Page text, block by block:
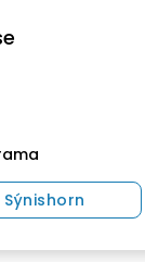
Sýnishorn